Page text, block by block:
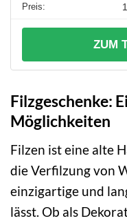
ZUM
Filzgeschenke:
Möglichkeiten
Filzen ist eine alte
die Verfilzung von
einzigartige und
lässt. Ob als